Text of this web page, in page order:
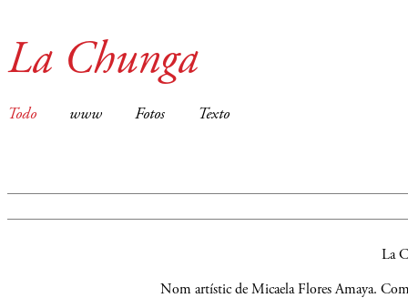
La Chunga
Todo www Fotos Texto
La
Nom artístic de Micaela Flores Amaya.